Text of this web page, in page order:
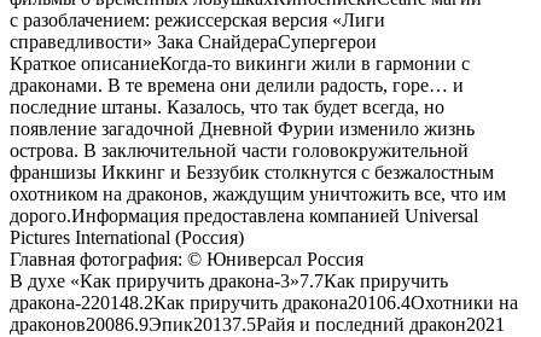
с разоблачением: режиссерская версия «Лиги
справедливости» Зака СнайдераСупергерои
Краткое описаниеКогда-то викинги жили в гармонии с
драконами. В те времена они делили радость, горе… и
последние штаны. Казалось, что так будет всегда, но
появление загадочной Дневной Фурии изменило жизнь
острова. В заключительной части головокружительной
франшизы Иккинг и Беззубик столкнутся с безжалостным
охотником на драконов, жаждущим уничтожить все, что им
дорого.Информация предоставлена компанией Universal
Pictures International (Россия)
Главная фотография: © Юниверсал Россия
В духе «Как приручить дракона-3»7.7Как приручить
дракона-220148.2Как приручить дракона20106.4Охотники на
драконов20086.9Эпик20137.5Райя и последний дракон2021